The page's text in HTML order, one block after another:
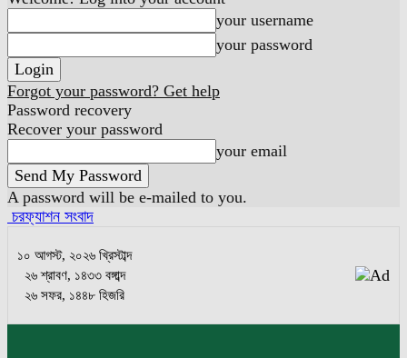
your username
your password
Forgot your password? Get help
Password recovery
Recover your password
your email
A password will be e-mailed to you.
চরফ্যাশন সংবাদ
১০ আগস্ট, ২০২৬ খ্রিস্টাব্দ
২৬ শ্রাবণ, ১৪৩৩ বঙ্গাব্দ
২৬ সফর, ১৪৪৮ হিজরি